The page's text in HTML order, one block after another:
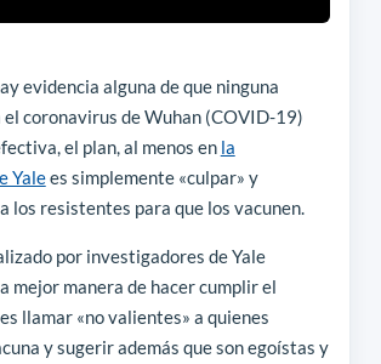
evidencia alguna de que ninguna
coronavirus de Wuhan (COVID-19)
el plan, al menos en la
Yalees simplemente «culpar» y
los resistentes para que los vacunen.
por investigadores de Yale
mejor manera de hacer cumplir el
llamar «no valientes» a quienes
y sugerir además que son egoístas y